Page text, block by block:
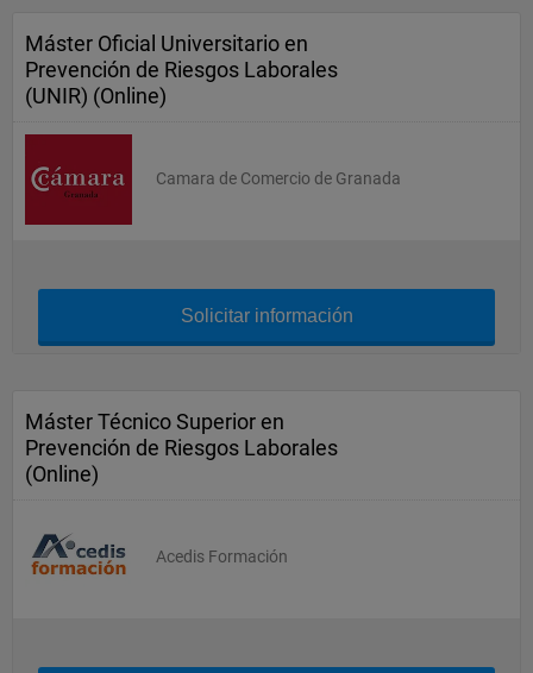
Máster Oficial Universitario en
Prevención de Riesgos Laborales
(UNIR) (Online)
Camara de Comercio de Granada
Solicitar información
Máster Técnico Superior en
Prevención de Riesgos Laborales
(Online)
Acedis Formación